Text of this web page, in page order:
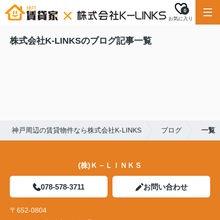
お気に入り
0
株式会社K-LINKSのブログ記事一覧
神戸周辺の賃貸物件なら株式会社K-LINKS ブログ 一覧
(株)Ｋ－ＬＩＮＫＳ
078-578-3711 お問い合わせ
〒652-0804